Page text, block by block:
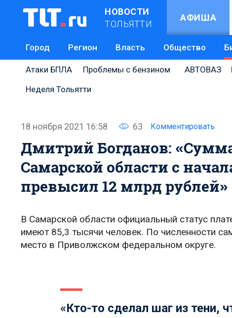
НОВОСТИ
ТОЛЬЯТТИ
АФИША
Город Регион Власть Общество
Атаки БПЛА Проблемы с бензином АВТОВАЗ
Неделя Тольятти
18 ноября 2021 16:58 63 Комментировать
Дмитрий Богданов:
Самарской области с
превысил 12 млрд рублей»
В Самарской области официальный статус
имеют 85,3 тысячи человек. По численности
место в Приволжском федеральном округе.
«Кто-то сделал шаг из тени,